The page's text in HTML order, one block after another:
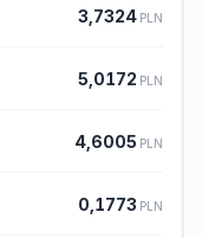
3,7324 PLN
5,0172 PLN
4,6005 PLN
0,1773 PLN